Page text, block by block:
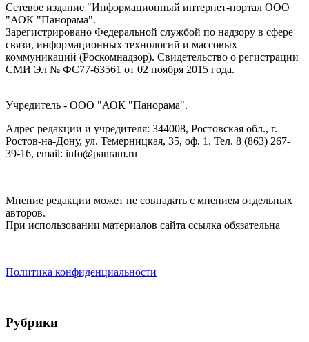
Сетевое издание "Информационный интернет-портал ООО
"АОК "Панорама".
Зарегистрировано Федеральной службой по надзору в сфере
связи, информационных технологий и массовых
коммуникаций (Роскомнадзор). Cвидетельство о регистрации
СМИ Эл № ФС77-63561 от 02 ноября 2015 года.
Учредитель - ООО "АОК "Панорама".
Адрес редакции и учредителя: 344008, Ростовская обл., г.
Ростов-на-Дону, ул. Темерницкая, 35, оф. 1. Тел. 8 (863) 267-
39-16, email: info@panram.ru
Мнение редакции может не совпадать с мнением отдельных
авторов.
При использовании материалов сайта ссылка обязательна
Политика конфиденциальности
Рубрики